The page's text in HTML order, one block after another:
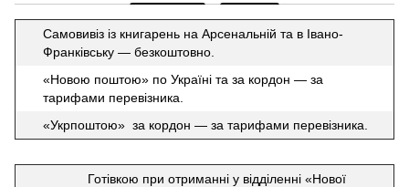
Самовивіз із книгарень на Арсенальній та в Івано-
Франківську — безкоштовно.
«Новою поштою» по Україні та за кордон — за
тарифами перевізника.
«Укрпоштою» за кордон — за тарифами перевізника.
Готівкою при отриманні у відділенні «Нової